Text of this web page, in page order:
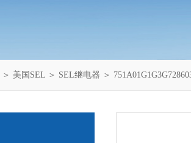
＞ 美国SEL ＞ SEL继电器 ＞